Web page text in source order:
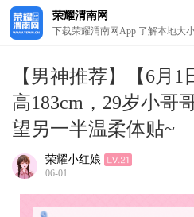
荣耀渭南网
下载荣耀渭南网App 了解本地大
【男神推荐】【6月
高183cm，29岁小哥
望另一半温柔体贴~
荣耀小红娘
06-01